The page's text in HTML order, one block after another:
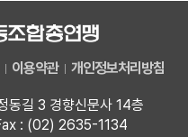
이용약관 개인정보처리방침
동길 3 경향신문사 14층
: (02) 2635-1134